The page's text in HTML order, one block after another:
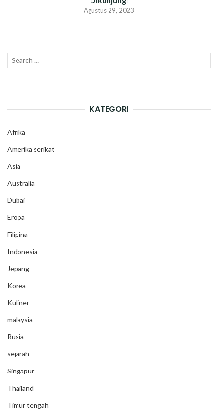
Agustus 29, 2023
Search
KATEGORI
Afrika
Amerika serikat
Asia
Australia
Dubai
Eropa
Filipina
Indonesia
Jepang
Korea
Kuliner
malaysia
Rusia
sejarah
Singapur
Thailand
Timur tengah